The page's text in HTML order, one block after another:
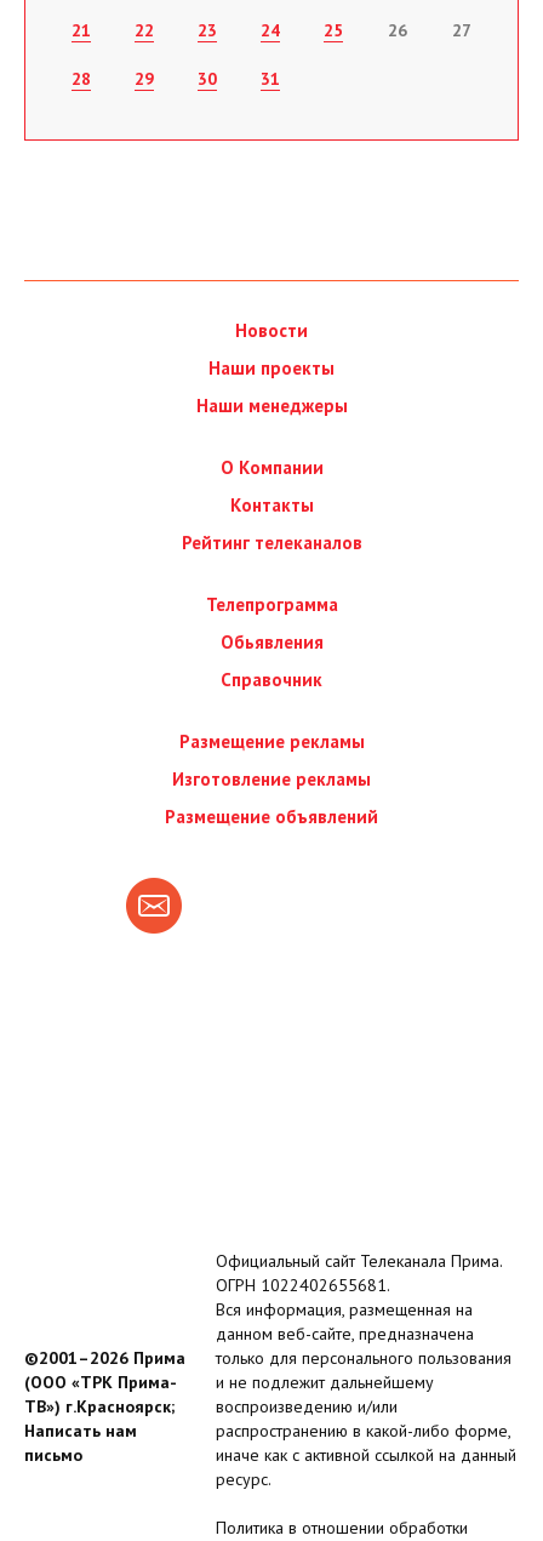
21 22 23 24 25 26 27
28 29 30 31
Новости
Наши проекты
Наши менеджеры
О Компании
Контакты
Рейтинг телеканалов
Телепрограмма
Обьявления
Справочник
Размещение рекламы
Изготовление рекламы
Размещение объявлений
©2001–2026 Прима
(ООО «ТРК Прима-
ТВ») г.Красноярск;
Написать нам
письмо
Официальный сайт Телеканала Прима.
ОГРН 1022402655681.
Вся информация, размещенная на
данном веб-сайте, предназначена
только для персонального пользования
и не подлежит дальнейшему
воспроизведению и/или
распространению в какой-либо форме,
иначе как с активной ссылкой на данный
ресурс.
Политика в отношении обработки